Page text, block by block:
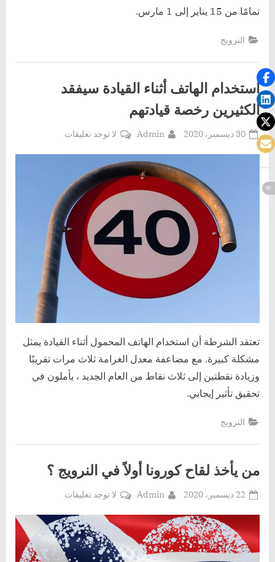
تمامًا من 15 يناير إلى 1 مارس.
النرويج
استخدام الهاتف أثناء القيادة سيفقد
الكثيرين رخصة قيادتهم
Posted
30 ديسمبر، 2020 By
Admin لا توجد تعليقاتعلى
القيادة
سيفقد
الكثيرين
رخصة
قيادتهم
تعتقد الشرطة أن استخدام الهاتف المحمول أثناء القيادة يمثل
مشكلة كبيرة. مع مضاعفة معدل الغرامة ثلاث مرات تقريبًا
وزيادة نقطتين إلى ثلاث نقاط من العام الجديد ، يأملون في
تحقيق تأثير إيجابي.
النرويج
من يأخذ لقاح كورونا أولاً في النرويج ؟
Posted
22 ديسمبر، 2020 By
Admin لا توجد تعليقاتعلى
يأخذ
لقاح
كورونا